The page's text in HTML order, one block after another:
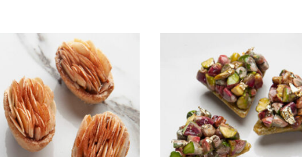
AJOUTER AU PANIER AJOUTER AU